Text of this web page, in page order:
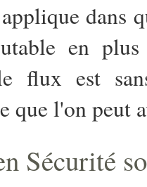
dans
en
flux est
que l'on peut
Sécurité